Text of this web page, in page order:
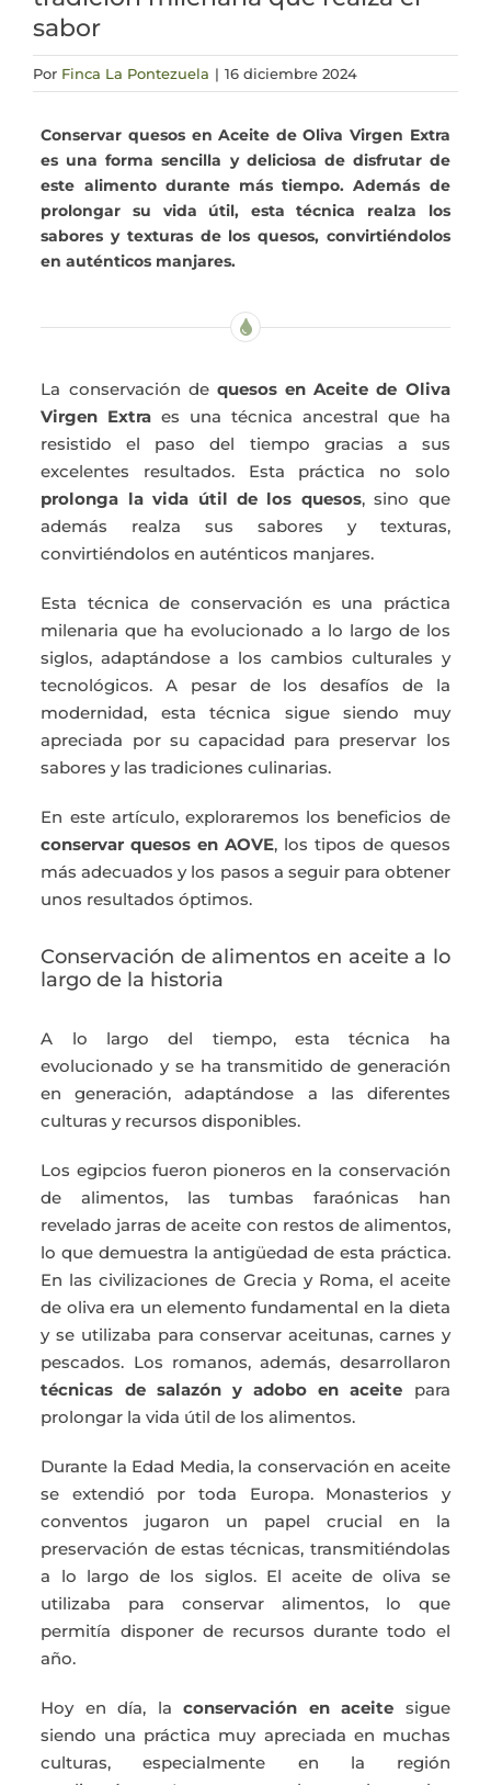
sabor
Por Finca La Pontezuela | 16 diciembre 2024
Conservar quesos en Aceite de Oliva Virgen Extra
es una forma sencilla y deliciosa de disfrutar de
este alimento durante más tiempo. Además de
prolongar su vida útil, esta técnica realza los
sabores y texturas de los quesos, convirtiéndolos
en auténticos manjares.
La conservación de quesos en Aceite de Oliva
Virgen Extra es una técnica ancestral que ha
resistido el paso del tiempo gracias a sus
excelentes resultados. Esta práctica no solo
prolonga la vida útil de los quesos, sino que
además realza sus sabores y texturas,
convirtiéndolos en auténticos manjares.
Esta técnica de conservación es una práctica
milenaria que ha evolucionado a lo largo de los
siglos, adaptándose a los cambios culturales y
tecnológicos. A pesar de los desafíos de la
modernidad, esta técnica sigue siendo muy
apreciada por su capacidad para preservar los
sabores y las tradiciones culinarias.
En este artículo, exploraremos los beneficios de
conservar quesos en AOVE, los tipos de quesos
más adecuados y los pasos a seguir para obtener
unos resultados óptimos.
Conservación de alimentos en aceite a lo
largo de la historia
A lo largo del tiempo, esta técnica ha
evolucionado y se ha transmitido de generación
en generación, adaptándose a las diferentes
culturas y recursos disponibles.
Los egipcios fueron pioneros en la conservación
de alimentos, las tumbas faraónicas han
revelado jarras de aceite con restos de alimentos,
lo que demuestra la antigüedad de esta práctica.
En las civilizaciones de Grecia y Roma, el aceite
de oliva era un elemento fundamental en la dieta
y se utilizaba para conservar aceitunas, carnes y
pescados. Los romanos, además, desarrollaron
técnicas de salazón y adobo en aceite para
prolongar la vida útil de los alimentos.
Durante la Edad Media, la conservación en aceite
se extendió por toda Europa. Monasterios y
conventos jugaron un papel crucial en la
preservación de estas técnicas, transmitiéndolas
a lo largo de los siglos. El aceite de oliva se
utilizaba para conservar alimentos, lo que
permitía disponer de recursos durante todo el
año.
Hoy en día, laconservación en aceite sigue
siendo una práctica muy apreciada en muchas
culturas, especialmente en la región